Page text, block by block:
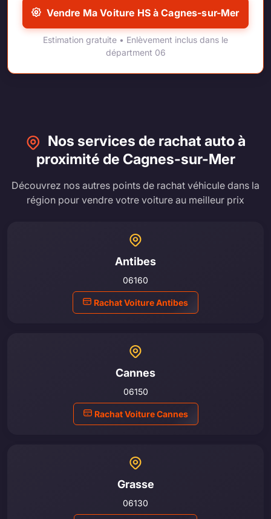
Vendre Ma Voiture HS à Cagnes-sur-Mer
Estimation gratuite • Enlèvement inclus dans le
départment 06
Nos services de rachat auto à
proximité de Cagnes-sur-Mer
Découvrez nos autres points de rachat véhicule dans la
région pour vendre votre voiture au meilleur prix
Antibes
06160
Rachat Voiture Antibes
Cannes
06150
Rachat Voiture Cannes
Grasse
06130